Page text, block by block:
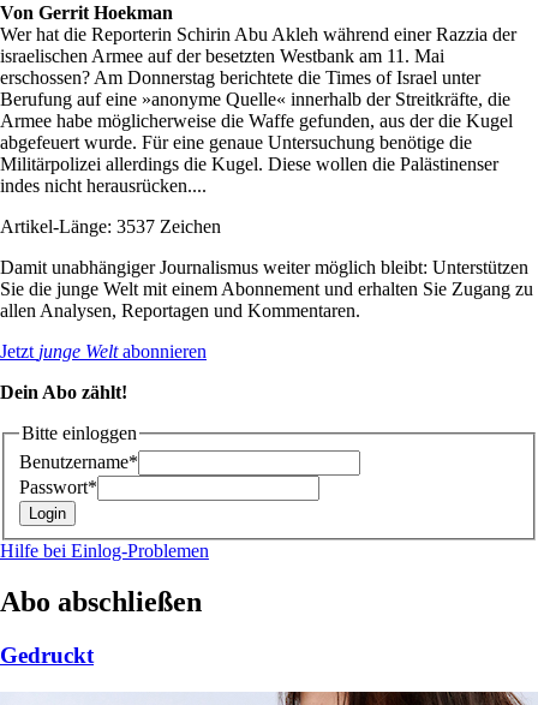
Von Gerrit Hoekman
Wer hat die Reporterin Schirin Abu Akleh während einer Razzia der
israelischen Armee auf der besetzten Westbank am 11. Mai
erschossen? Am Donnerstag berichtete die Times of Israel unter
Berufung auf eine »anonyme Quelle« innerhalb der Streitkräfte, die
Armee habe möglicherweise die Waffe gefunden, aus der die Kugel
abgefeuert wurde. Für eine genaue Untersuchung benötige die
Militärpolizei allerdings die Kugel. Diese wollen die Palästinenser
indes nicht herausrücken....
Artikel-Länge: 3537 Zeichen
Damit unabhängiger Journalismus weiter möglich bleibt: Unterstützen
Sie die junge Welt mit einem Abonnement und erhalten Sie Zugang zu
allen Analysen, Reportagen und Kommentaren.
Jetzt junge Weltabonnieren
Dein Abo zählt!
Bitte einloggen
Benutzername*
Passwort*
Hilfe bei Einlog-Problemen
Abo abschließen
Gedruckt